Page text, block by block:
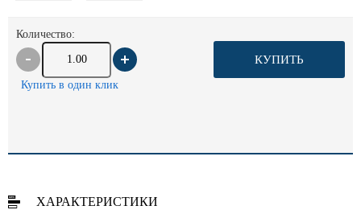
Количество:
КУПИТЬ
Купить в один клик
ХАРАКТЕРИСТИКИ